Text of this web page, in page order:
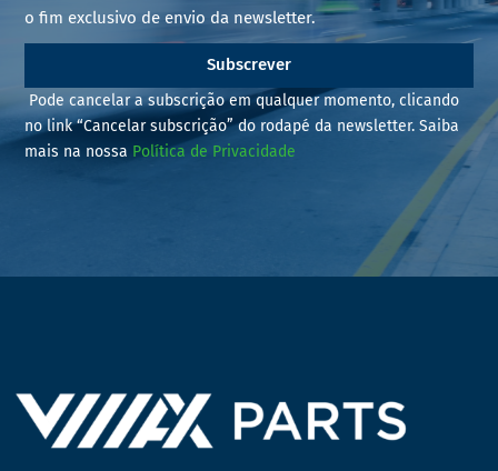
o fim exclusivo de envio da newsletter.
Subscrever
Pode cancelar a subscrição em qualquer momento, clicando
no link “Cancelar subscrição” do rodapé da newsletter. Saiba
mais na nossa Política de Privacidade